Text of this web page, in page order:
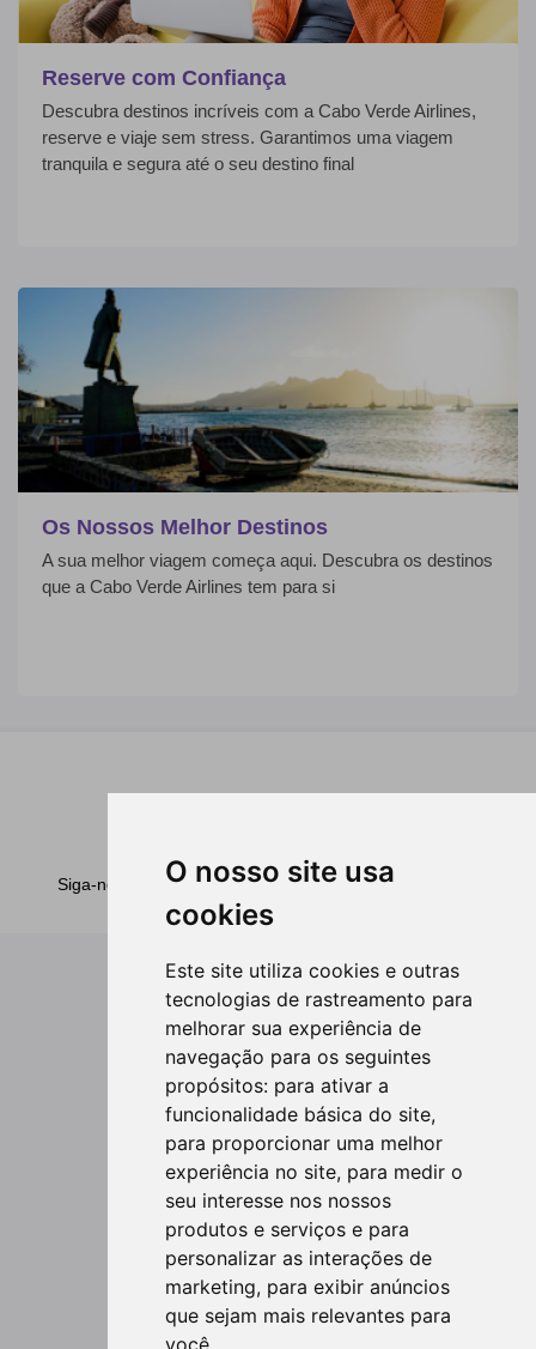
O nosso site usa
cookies
Este site utiliza cookies e outras
tecnologias de rastreamento para
melhorar sua experiência de
navegação para os seguintes
propósitos: para ativar a
funcionalidade básica do site,
para proporcionar uma melhor
experiência no site, para medir o
seu interesse nos nossos
produtos e serviços e para
personalizar as interações de
marketing, para exibir anúncios
que sejam mais relevantes para
você.
Reserve com Confiança
Descubra destinos incríveis com a Cabo Verde Airlines,
reserve e viaje sem stress. Garantimos uma viagem
tranquila e segura até o seu destino final
Os Nossos Melhor Destinos
A sua melhor viagem começa aqui. Descubra os destinos
que a Cabo Verde Airlines tem para si
Siga-nos no
Legal
Condições Gerais de Transporte
Politica de privacidade
Direitos dos Passageiros
Sobre nos
Cabo Verde Airlines
Destinos
Guia de Viagem
Reservas de Grupo
Contate-nos